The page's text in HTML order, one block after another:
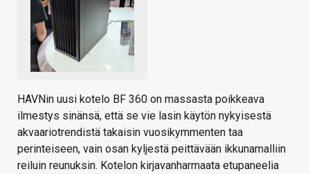
HAVNin uusi kotelo BF 360 on massasta poikkeava
ilmestys sinänsä, että se vie lasin käytön nykyisestä
akvaariotrendistä takaisin vuosikymmenten taa
perinteiseen, vain osan kyljestä peittävään ikkunamalliin
reiluin reunuksin. Kotelon kirjavanharmaata etupaneelia